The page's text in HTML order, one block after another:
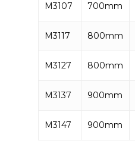
M3107 700mm
M3117 800mm
M3127 800mm
M3137 900mm
M3147 900mm